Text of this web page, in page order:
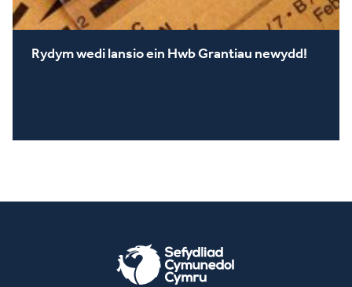
Rydym wedi lansio ein Hwb Grantiau newydd!